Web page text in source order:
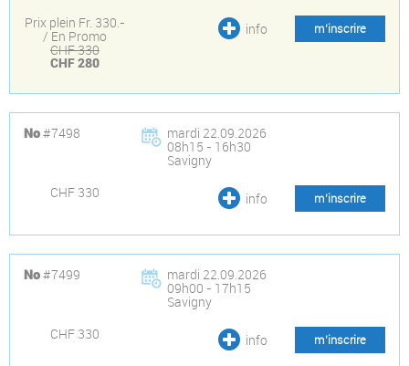
Prix plein Fr. 330.-
/ En Promo
CHF 330
CHF 280
info m’inscrire
No#7498 mardi 22.09.2026
08h15 - 16h30
Savigny
CHF 330
info m’inscrire
No#7499 mardi 22.09.2026
09h00 - 17h15
Savigny
CHF 330
info m’inscrire